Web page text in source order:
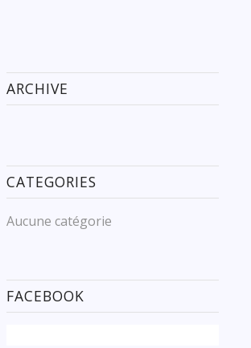
ARCHIVE
CATEGORIES
Aucune catégorie
FACEBOOK